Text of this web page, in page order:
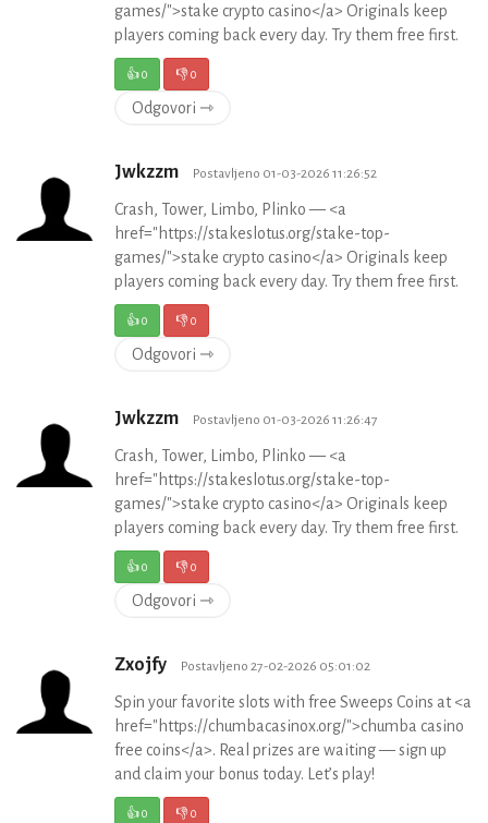
games/">stake crypto casino</a> Originals keep
players coming back every day. Try them free first.
👍0 👎0
Odgovori ⇾
Jwkzzm Postavljeno 01-03-2026 11:26:52
Crash, Tower, Limbo, Plinko — <a
href="https://stakeslotus.org/stake-top-
games/">stake crypto casino</a> Originals keep
players coming back every day. Try them free first.
👍0 👎0
Odgovori ⇾
Jwkzzm Postavljeno 01-03-2026 11:26:47
Crash, Tower, Limbo, Plinko — <a
href="https://stakeslotus.org/stake-top-
games/">stake crypto casino</a> Originals keep
players coming back every day. Try them free first.
👍0 👎0
Odgovori ⇾
Zxojfy Postavljeno 27-02-2026 05:01:02
Spin your favorite slots with free Sweeps Coins at <a
href="https://chumbacasinox.org/">chumba casino
free coins</a>. Real prizes are waiting — sign up
and claim your bonus today. Let’s play!
👍0 👎0